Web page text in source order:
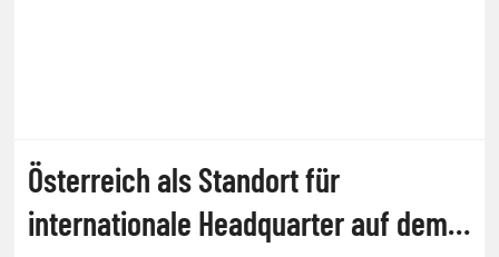
Österreich als Standort für
internationale Headquarter auf dem